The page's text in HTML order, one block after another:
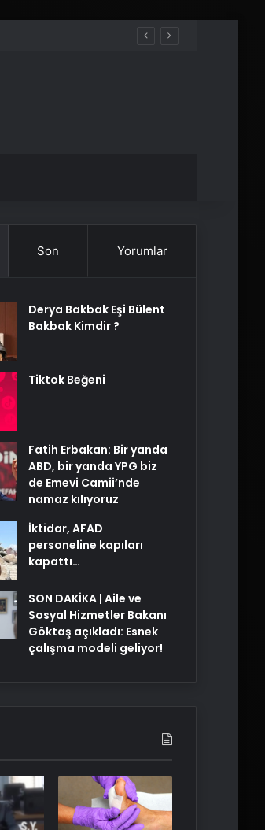
Son Yorumlar
Derya Bakbak Eşi Bülent
Bakbak Kimdir ?
Tiktok Beğeni
Fatih Erbakan: Bir yanda
ABD, bir yanda YPG biz
de Emevi Camii’nde
namaz kılıyoruz
İktidar, AFAD
personeline kapıları
kapattı…
SON DAKİKA | Aile ve
Sosyal Hizmetler Bakanı
Göktaş açıkladı: Esnek
çalışma modeli geliyor!